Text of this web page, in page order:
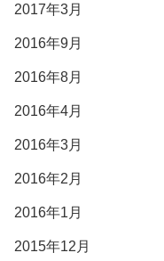
2017年3月
2016年9月
2016年8月
2016年4月
2016年3月
2016年2月
2016年1月
2015年12月